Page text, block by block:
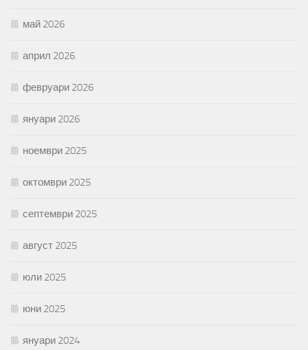
май 2026
април 2026
февруари 2026
януари 2026
ноември 2025
октомври 2025
септември 2025
август 2025
юли 2025
юни 2025
януари 2024